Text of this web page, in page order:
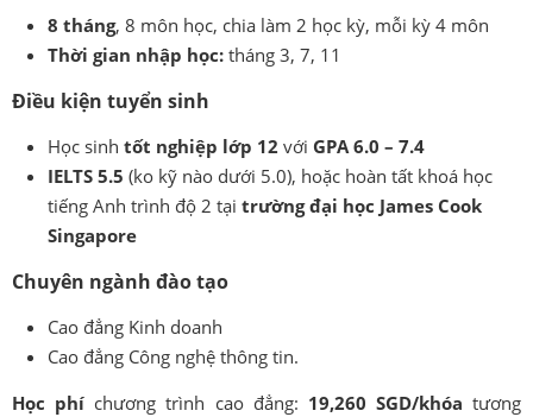
8 tháng, 8 môn học, chia làm 2 học kỳ, mỗi kỳ 4 môn
Thời gian nhập học: tháng 3, 7, 11
Điều kiện tuyển sinh
Học sinh tốt nghiệp lớp 12 với GPA 6.0 – 7.4
IELTS 5.5 (ko kỹ nào dưới 5.0), hoặc hoàn tất khoá học
tiếng Anh trình độ 2 tại trường đại học James Cook
Singapore
Chuyên ngành đào tạo
Cao đẳng Kinh doanh
Cao đẳng Công nghệ thông tin.
Học phí chương trình cao đẳng: 19,260 SGD/khóa tương